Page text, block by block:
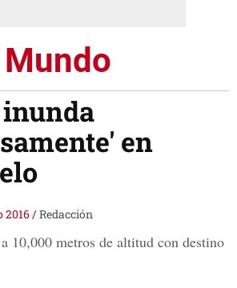
Mundo
en
2016/Redacción
10,000 metros de altitud con destino